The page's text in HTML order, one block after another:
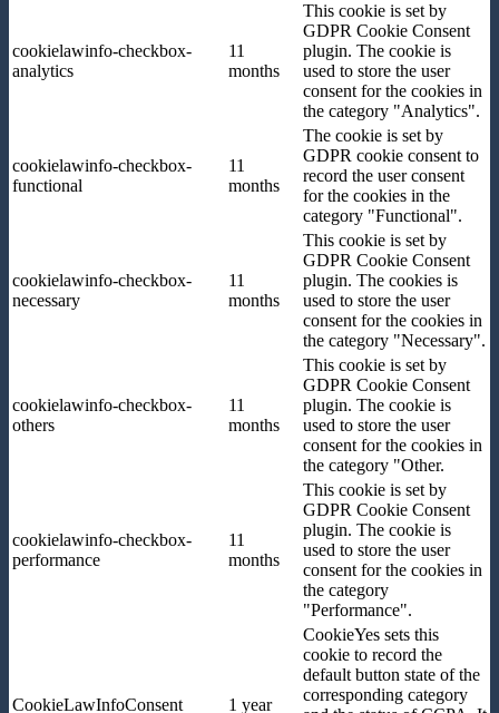
cookielawinfo-checkbox-
analytics
11
months
This cookie is set by
GDPR Cookie Consent
plugin. The cookie is
used to store the user
consent for the cookies in
the category "Analytics".
cookielawinfo-checkbox-
functional
11
months
The cookie is set by
GDPR cookie consent to
record the user consent
for the cookies in the
category "Functional".
cookielawinfo-checkbox-
necessary
11
months
This cookie is set by
GDPR Cookie Consent
plugin. The cookies is
used to store the user
consent for the cookies in
the category "Necessary".
cookielawinfo-checkbox-
others
11
months
This cookie is set by
GDPR Cookie Consent
plugin. The cookie is
used to store the user
consent for the cookies in
the category "Other.
cookielawinfo-checkbox-
performance
11
months
This cookie is set by
GDPR Cookie Consent
plugin. The cookie is
used to store the user
consent for the cookies in
the category
"Performance".
CookieLawInfoConsent 1 year
CookieYes sets this
cookie to record the
default button state of the
corresponding category